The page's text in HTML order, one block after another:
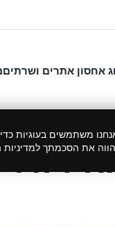
אחסון אתרים ושרתים
משתמשים בעוגיות
את הסכמתך למדיניות